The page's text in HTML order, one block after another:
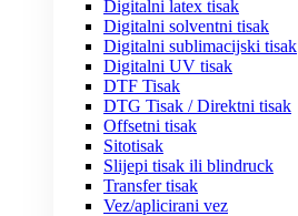
Digitalni latex tisak
Digitalni solventni tisak
Digitalni sublimacijski tisak
Digitalni UV tisak
DTF Tisak
DTG Tisak / Direktni tisak
Offsetni tisak
Sitotisak
Slijepi tisak ili blindruck
Transfer tisak
Vez/aplicirani vez